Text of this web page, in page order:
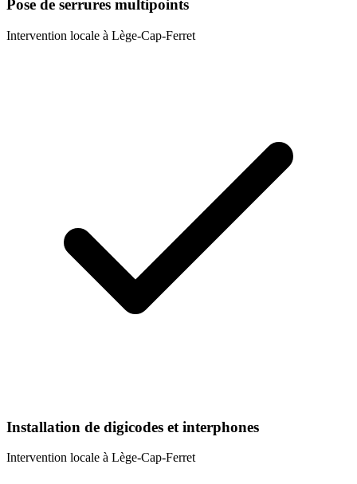
Pose de serrures multipoints
Intervention locale à Lège-Cap-Ferret
Installation de digicodes et interphones
Intervention locale à Lège-Cap-Ferret